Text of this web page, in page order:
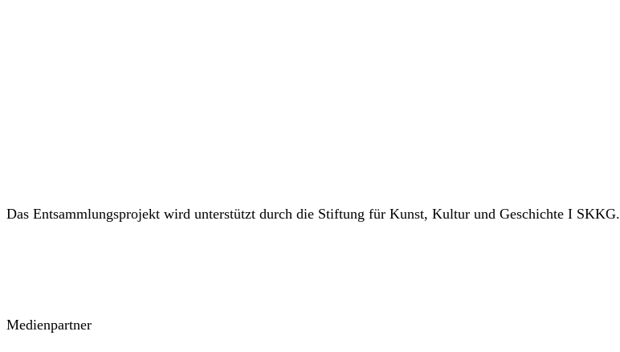
Das Entsammlungsprojekt wird unterstützt durch die Stiftung für Kunst, Kultur und Geschichte I SKKG.
Medienpartner